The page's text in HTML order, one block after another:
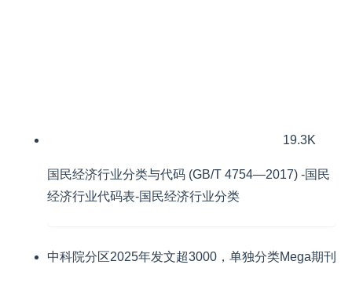
19.3K
国民经济行业分类与代码 (GB/T 4754—2017) -国民
经济行业代码表-国民经济行业分类
中科院分区2025年发文超3000，单独分类Mega期刊